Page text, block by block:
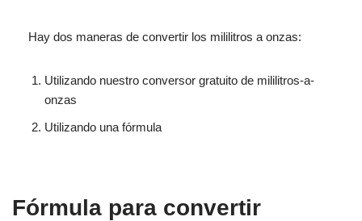
Hay dos maneras de convertir los mililitros a onzas:
Utilizando nuestro conversor gratuito de mililitros-a-
onzas
Utilizando una fórmula
Fórmula para convertir